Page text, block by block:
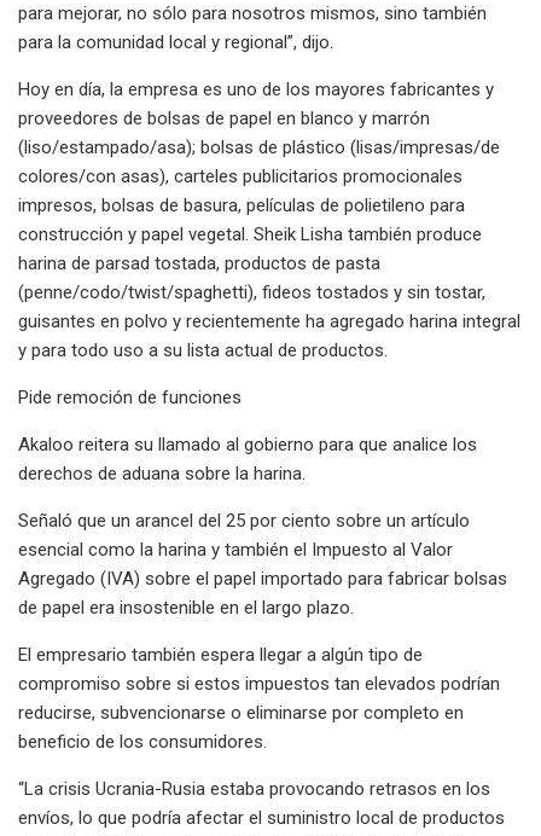
para mejorar, no sólo para nosotros mismos, sino también
para la comunidad local y regional”, dijo.
Hoy en día, la empresa es uno de los mayores fabricantes y
proveedores de bolsas de papel en blanco y marrón
(liso/estampado/asa); bolsas de plástico (lisas/impresas/de
colores/con asas), carteles publicitarios promocionales
impresos, bolsas de basura, películas de polietileno para
construcción y papel vegetal. Sheik Lisha también produce
harina de parsad tostada, productos de pasta
(penne/codo/twist/spaghetti), fideos tostados y sin tostar,
guisantes en polvo y recientemente ha agregado harina integral
y para todo uso a su lista actual de productos.
Pide remoción de funciones
Akaloo reitera su llamado al gobierno para que analice los
derechos de aduana sobre la harina.
Señaló que un arancel del 25 por ciento sobre un artículo
esencial como la harina y también el Impuesto al Valor
Agregado (IVA) sobre el papel importado para fabricar bolsas
de papel era insostenible en el largo plazo.
El empresario también espera llegar a algún tipo de
compromiso sobre si estos impuestos tan elevados podrían
reducirse, subvencionarse o eliminarse por completo en
beneficio de los consumidores.
“La crisis Ucrania-Rusia estaba provocando retrasos en los
envíos, lo que podría afectar el suministro local de productos